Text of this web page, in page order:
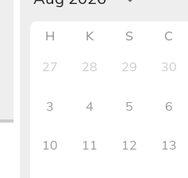
H K S C
27
28 29 30
3 4 5 6
10 11 12 13